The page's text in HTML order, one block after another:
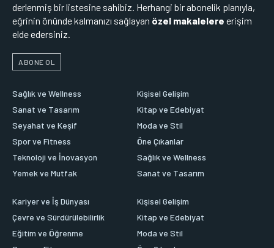
derlenmiş bir listesine sahibiz. Herhangi bir abonelik planıyla,
eğrinin önünde kalmanızı sağlayan özel makalelere erişim
elde edersiniz.
ABONE OL
Sağlık ve Wellness
Sanat ve Tasarım
Seyahat ve Keşif
Spor ve Fitness
Teknoloji ve İnovasyon
Yemek ve Mutfak
Kişisel Gelişim
Kitap ve Edebiyat
Moda ve Stil
Öne Çıkanlar
Sağlık ve Wellness
Sanat ve Tasarım
Kariyer ve İş Dünyası
Çevre ve Sürdürülebilirlik
Eğitim ve Öğrenme
Kişisel Gelişim
Kitap ve Edebiyat
Moda ve Stil